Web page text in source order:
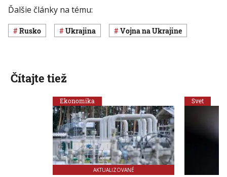
Ďalšie články na tému:
Rusko Ukrajina vojna na Ukrajine
Čítajte tiež
Ekonomika
AKTUALIZOVANÉ
Svet